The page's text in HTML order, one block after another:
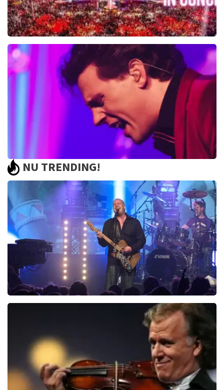
Toppers In Concert
2393+reviews
BEKIJKEN
Bouke And The Elvis Matters Band
961+ reviews
BEKIJKEN
NU TRENDING!
BESTEL NU